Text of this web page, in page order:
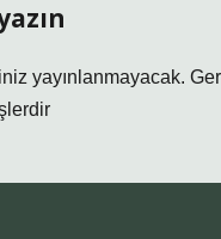
yayınlanmayacak.